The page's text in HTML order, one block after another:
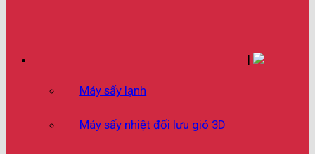
|
Máy sấy lạnh
Máy sấy nhiệt đối lưu gió 3D